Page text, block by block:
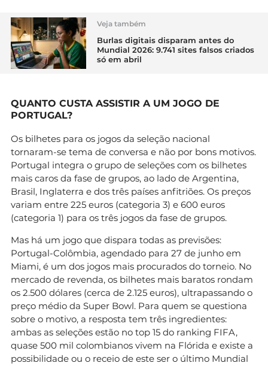
Veja também
Burlas digitais disparam antes do
Mundial 2026: 9.741 sites falsos criados
só em abril
QUANTO CUSTA ASSISTIR A UM JOGO DE
PORTUGAL?
Os bilhetes para os jogos da seleção nacional
tornaram-se tema de conversa e não por bons motivos.
Portugal integra o grupo de seleções com os bilhetes
mais caros da fase de grupos, ao lado de Argentina,
Brasil, Inglaterra e dos três países anfitriões. Os preços
variam entre 225 euros (categoria 3) e 600 euros
(categoria 1) para os três jogos da fase de grupos.
Mas há um jogo que dispara todas as previsões:
Portugal-Colômbia, agendado para 27 de junho em
Miami, é um dos jogos mais procurados do torneio. No
mercado de revenda, os bilhetes mais baratos rondam
os 2.500 dólares (cerca de 2.125 euros), ultrapassando o
preço médio da Super Bowl. Para quem se questiona
sobre o motivo, a resposta tem três ingredientes:
ambas as seleções estão no top 15 do ranking FIFA,
quase 500 mil colombianos vivem na Flórida e existe a
possibilidade ou o receio de este ser o último Mundial